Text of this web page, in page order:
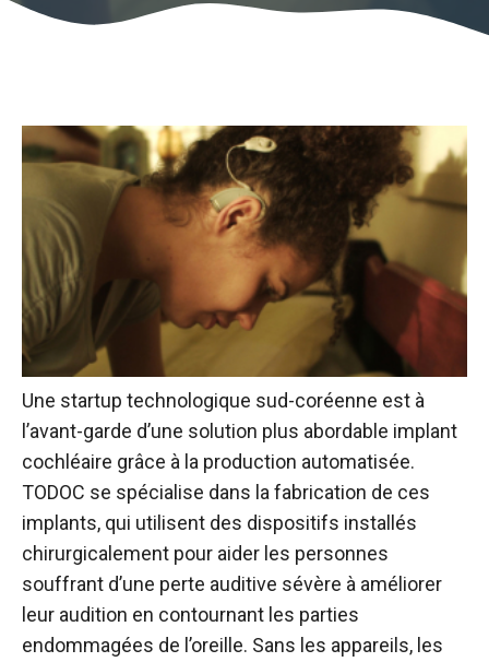
Une startup technologique sud-coréenne est à
l’avant-garde d’une solution plus abordable implant
cochléaire grâce à la production automatisée.
TODOC se spécialise dans la fabrication de ces
implants, qui utilisent des dispositifs installés
chirurgicalement pour aider les personnes
souffrant d’une perte auditive sévère à améliorer
leur audition en contournant les parties
endommagées de l’oreille. Sans les appareils, les